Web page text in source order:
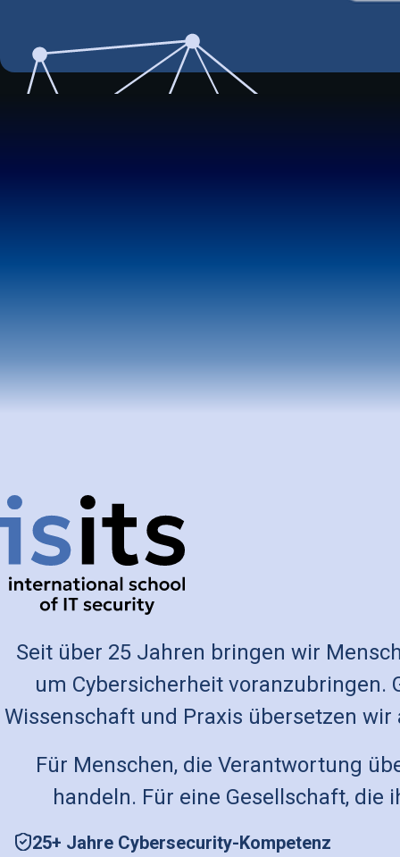
Seit über 25 Jahren bringen wir
um Cybersicherheit
Wissenschaft und Praxis übersetzen
Für Menschen, die Verantwortung
handeln. Für eine Gesellschaft,
25+ Jahre Cybersecurity-Kompetenz